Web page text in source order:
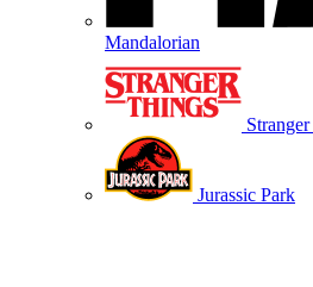
Mandalorian
Jurassic Park